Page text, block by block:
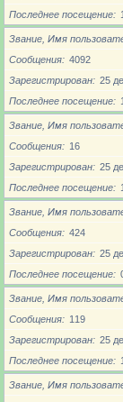
Последнее посещение
Звание, Имя
Сообщения
4092
Зарегистрирован
25
Последнее посещение
Звание, Имя
Сообщения
16
Зарегистрирован
25
Последнее посещение
Звание, Имя
Сообщения
424
Зарегистрирован
25
Последнее посещение
Звание, Имя
Сообщения
119
Зарегистрирован
25
Последнее посещение
Звание, Имя